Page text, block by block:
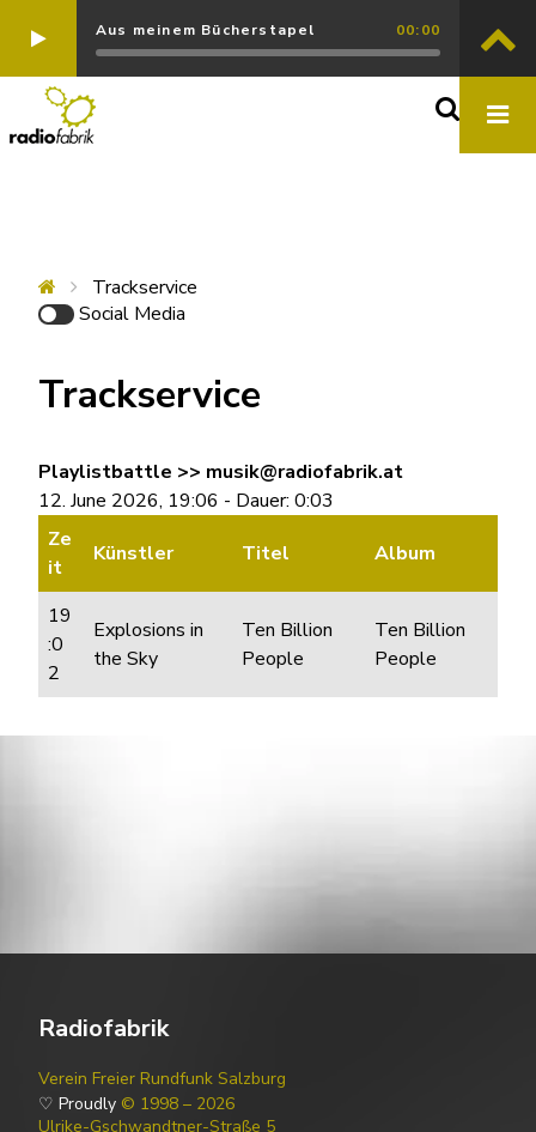
Aus meinem Bücherstapel 00:00
Trackservice
Social Media
Trackservice
Playlistbattle >> musik@radiofabrik.at
12. June 2026, 19:06 - Dauer: 0:03
Ze
it
Künstler Titel Album
19
:0
2
Explosions in
the Sky
Ten Billion
People
Ten Billion
People
Radiofabrik
Verein Freier Rundfunk Salzburg
♡ Proudly © 1998 – 2026
Ulrike-Gschwandtner-Straße 5